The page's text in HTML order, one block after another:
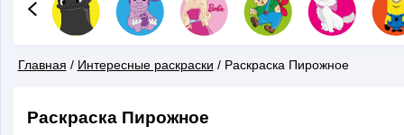
Здесь
Главная / Интересные раскраски / Раскраска Пирожное
Раскраска Пирожное